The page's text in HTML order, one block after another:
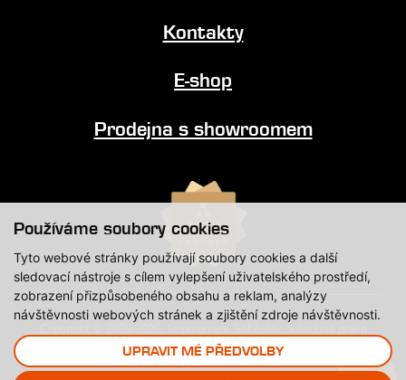
Používáme soubory cookies
Tyto webové stránky používají soubory cookies a další
sledovací nástroje s cílem vylepšení uživatelského prostředí,
zobrazení přizpůsobeného obsahu a reklam, analýzy
návštěvnosti webových stránek a zjištění zdroje návštěvnosti.
UPRAVIT MÉ PŘEDVOLBY
Kontakty
E-shop
Prodejna s showroomem
vyhrazena.